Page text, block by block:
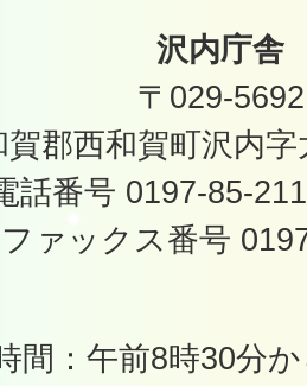
沢内庁舎
〒029-5692
郡西和賀町沢内
話番号 0197-85-
ファックス番号
間：午前8時30分